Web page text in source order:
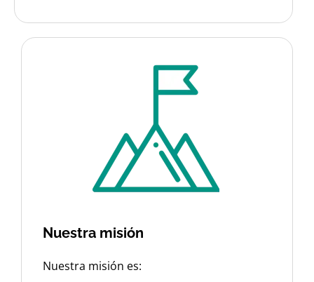
Nuestra misión
Nuestra misión es: